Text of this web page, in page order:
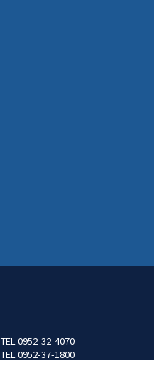
TEL 0952-32-4070
TEL 0952-37-1800